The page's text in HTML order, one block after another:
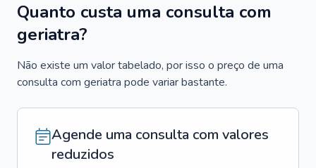
Quanto custa uma consulta com
geriatra?
Não existe um valor tabelado, por isso o preço de uma
consulta com geriatra pode variar bastante.
Agende uma consulta com valores
reduzidos